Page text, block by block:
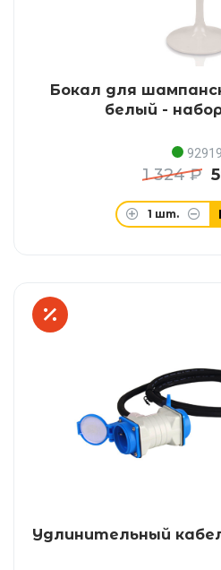
Бокал для
белый -
1 324 ₽
1 шт.
Удлинительный